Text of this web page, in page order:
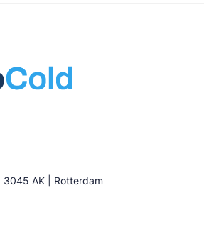
AK | Rotterdam